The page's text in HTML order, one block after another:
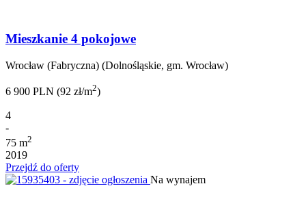
Mieszkanie 4 pokojowe
Wrocław (Fabryczna) (Dolnośląskie, gm. Wrocław)
6 900 PLN (92 zł/m2)
4
-
75 m2
2019
Przejdź do oferty
Na wynajem